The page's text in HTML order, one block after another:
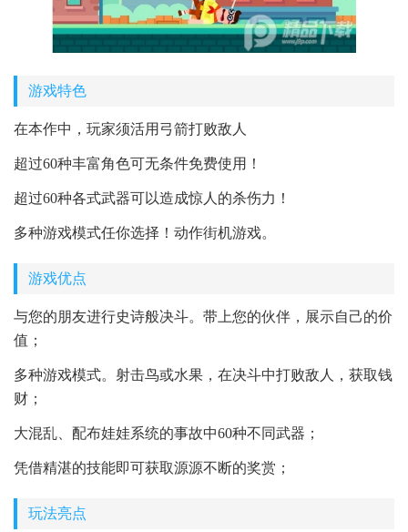
游戏特色
在本作中，玩家须活用弓箭打败敌人
超过60种丰富角色可无条件免费使用！
超过60种各式武器可以造成惊人的杀伤力！
多种游戏模式任你选择！动作街机游戏。
游戏优点
与您的朋友进行史诗般决斗。带上您的伙伴，展示自己的价
值；
多种游戏模式。射击鸟或水果，在决斗中打败敌人，获取钱
财；
大混乱、配布娃娃系统的事故中60种不同武器；
凭借精湛的技能即可获取源源不断的奖赏；
玩法亮点